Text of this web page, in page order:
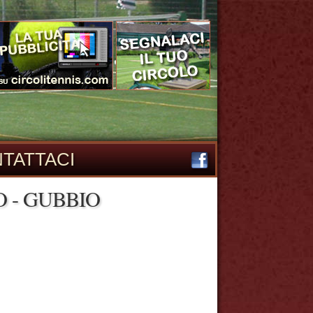
- GUBBIO